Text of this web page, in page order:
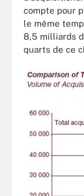
compte pour
le même
8,5 milliards
quarts de ce